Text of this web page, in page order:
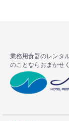
業務用食器のレンタ
のことならおまかせ